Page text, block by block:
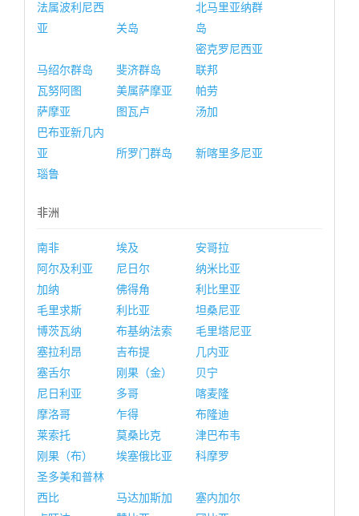
法属波利尼西
亚
关岛
北马里亚纳群
岛
马绍尔群岛 斐济群岛
密克罗尼西亚
联邦
瓦努阿图
美属萨摩亚
帕劳
萨摩亚
图瓦卢
汤加
巴布亚新几内
亚
所罗门群岛
新喀里多尼亚
瑙鲁
非洲
南非 埃及
安哥拉
阿尔及利亚
尼日尔
纳米比亚
加纳
佛得角
利比里亚
毛里求斯
利比亚
坦桑尼亚
博茨瓦纳
布基纳法索
毛里塔尼亚
塞拉利昂
吉布提
几内亚
塞舌尔
刚果（金）
贝宁
尼日利亚
多哥
喀麦隆
摩洛哥
乍得
布隆迪
莱索托
莫桑比克
津巴布韦
刚果（布）
埃塞俄比亚
科摩罗
圣多美和普林
西比
马达加斯加
塞内加尔